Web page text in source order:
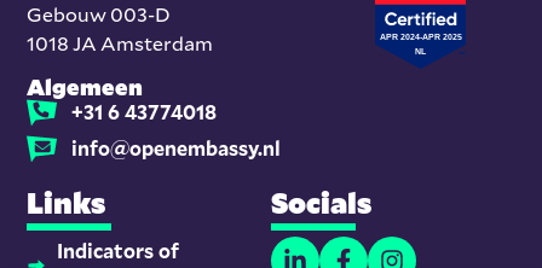
Gebouw 003-D
1018 JA Amsterdam
Algemeen
+31 6 43774018
info@openembassy.nl
Links
Indicators of
Socials